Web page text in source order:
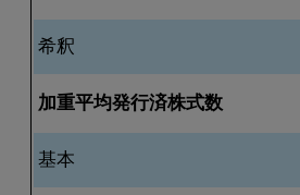
希釈
加重平均発行済株式数
基本